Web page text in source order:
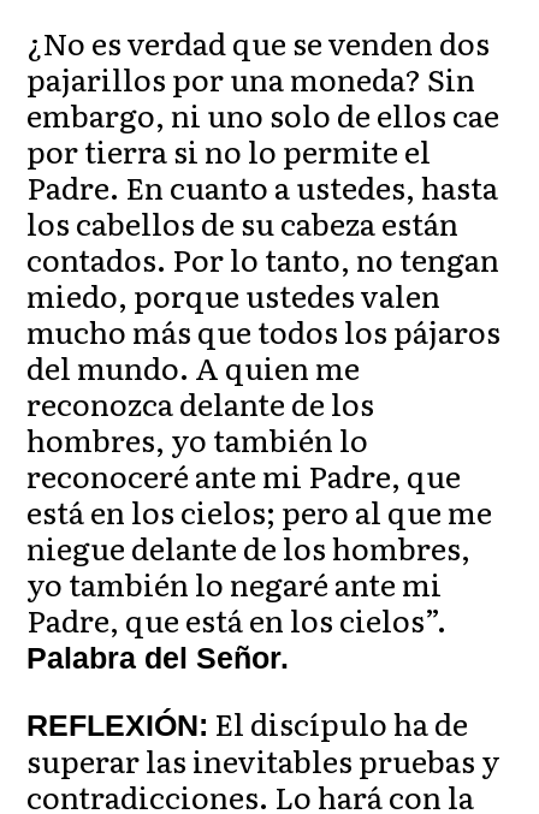
¿No es verdad que se venden dos
pajarillos por una moneda? Sin
embargo, ni uno solo de ellos cae
por tierra si no lo permite el
Padre. En cuanto a ustedes, hasta
los cabellos de su cabeza están
contados. Por lo tanto, no tengan
miedo, porque ustedes valen
mucho más que todos los pájaros
del mundo. A quien me
reconozca delante de los
hombres, yo también lo
reconoceré ante mi Padre, que
está en los cielos; pero al que me
niegue delante de los hombres,
yo también lo negaré ante mi
Padre, que está en los cielos”.
Palabra del Señor.
REFLEXIÓN: El discípulo ha de
superar las inevitables pruebas y
contradicciones. Lo hará con la